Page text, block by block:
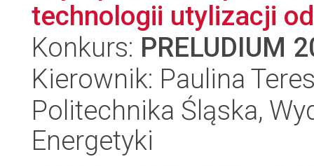
technologii utylizacji
Konkurs: PRELUDIUM
Kierownik: Paulina
Politechnika Śląska,
Energetyki